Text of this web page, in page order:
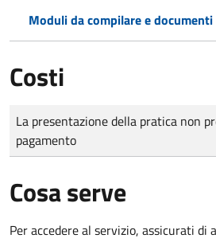
Moduli da compilare e
Costi
Tipo di pagamento
Importo
La presentazione della pratica non
pagamento
Cosa serve
Per accedere al servizio, assicurati di